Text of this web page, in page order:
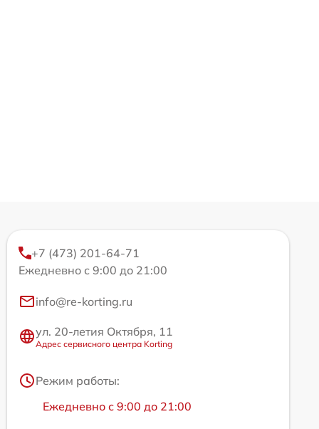
+7 (473) 201-64-71
Ежедневно с 9:00 до 21:00
info@re-korting.ru
ул. 20-летия Октября, 11
Адрес сервисного центра Korting
Режим работы:
Ежедневно с 9:00 до 21:00